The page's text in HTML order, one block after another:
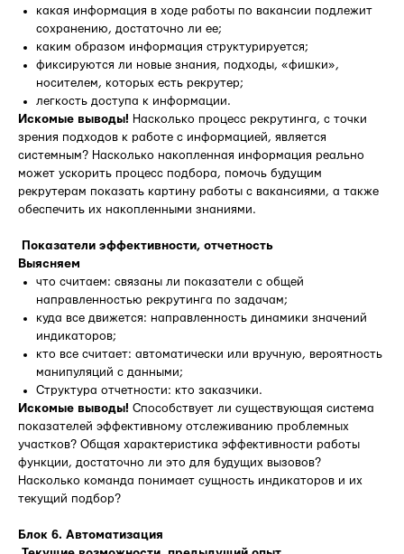
какая информация в ходе работы по вакансии подлежит
сохранению, достаточно ли ее;
каким образом информация структурируется;
фиксируются ли новые знания, подходы, «фишки»,
носителем, которых есть рекрутер;
легкость доступа к информации.
Искомые выводы! Насколько процесс рекрутинга, с точки
зрения подходов к работе с информацией, является
системным? Насколько накопленная информация реально
может ускорить процесс подбора, помочь будущим
рекрутерам показать картину работы с вакансиями, а также
обеспечить их накопленными знаниями.
Показатели эффективности, отчетность
Выясняем
что считаем: связаны ли показатели с общей
направленностью рекрутинга по задачам;
куда все движется: направленность динамики значений
индикаторов;
кто все считает: автоматически или вручную, вероятность
манипуляций с данными;
Структура отчетности: кто заказчики.
Искомые выводы! Способствует ли существующая система
показателей эффективному отслеживанию проблемных
участков? Общая характеристика эффективности работы
функции, достаточно ли это для будущих вызовов?
Насколько команда понимает сущность индикаторов и их
текущий подбор?
Блок 6. Автоматизация